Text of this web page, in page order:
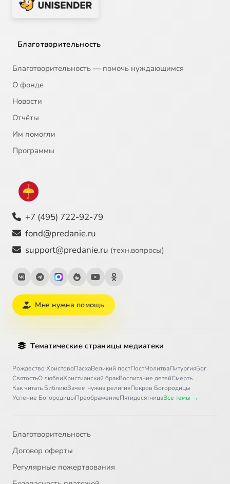
Благотворительность
Благотворительность — помочь нуждающимся
О фонде
Новости
Отчёты
Им помогли
Программы
+7 (495) 722-92-79
fond@predanie.ru
support@predanie.ru (техн.вопросы)
Мне нужна помощь
Тематические страницы медиатеки
Рождество ХристовоПасхаВеликий постПостМолитваЛитургияБог
СвятостьО любвиХристианский бракВоспитание детейСмерть
Как читать БиблиюЗачем нужна религияПокров Богородицы
Успение БогородицыПреображениеПятидесятницаВсе темы →
Благотворительность
Договор оферты
Регулярные пожертвования